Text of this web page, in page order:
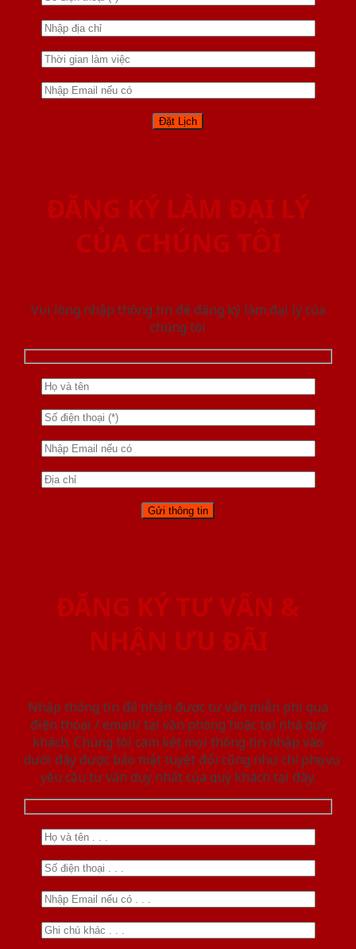
ĐĂNG KÝ LÀM ĐẠI LÝ
CỦA CHÚNG TÔI
Vui lòng nhập thông tin để đăng ký làm đại lý của
chúng tôi
ĐĂNG KÝ TƯ VẤN &
NHẬN ƯU ĐÃI
Nhập thông tin để nhận được tư vấn miễn phí qua
điện thoại / email/ tại văn phòng hoặc tại nhà quý
khách. Chúng tôi cam kết mọi thông tin nhập vào
dưới đây được bảo mật tuyệt đối cũng như chỉ phục vụ
yêu cầu tư vấn duy nhất của quý khách tại đây.